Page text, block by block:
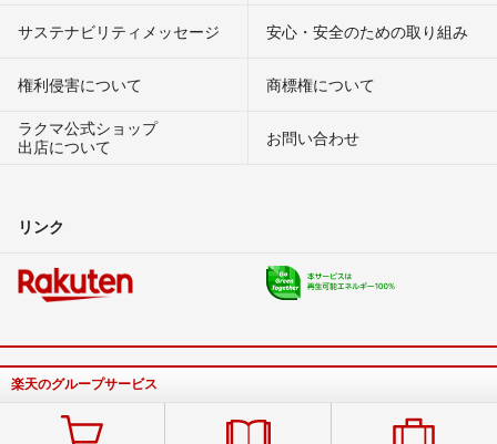
サステナビリティメッセージ 安心・安全のための取り組み
権利侵害について
商標権について
ラクマ公式ショップ
出店について
お問い合わせ
リンク
楽天のグループサービス